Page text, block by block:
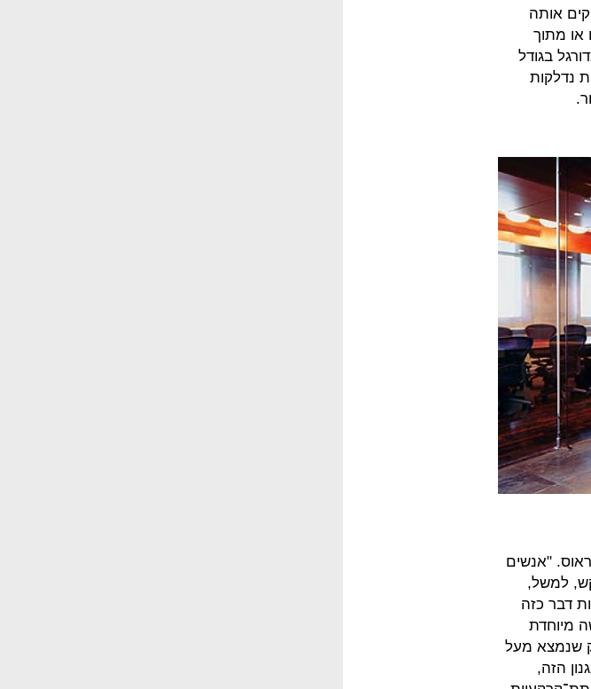
אותה
או מתוך
משחק כדורגל בגודל
נדלקות
"אנשים
לבקש, למשל,
דבר כזה
אלף שקל. דרישה מיוחדת
שנמצא מעל
הזה,